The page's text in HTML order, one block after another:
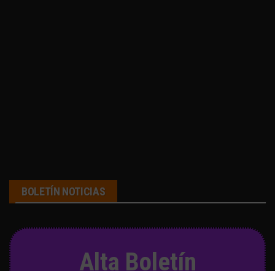
BOLETÍN NOTICIAS
Alta Boletín